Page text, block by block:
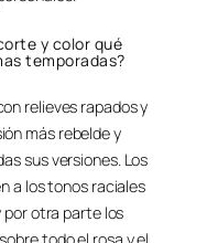
y color qué
temporadas?
relieves rapados y
más rebelde y
sus versiones. Los
a los tonos raciales
por otra parte los